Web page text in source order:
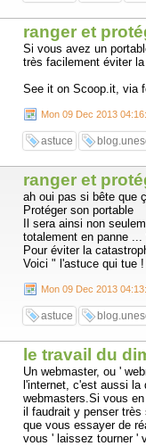
ranger et
Si vous avez un
très facilement éviter
See it on Scoop.it, via
Mon 09 Dec 2013
astuce
ranger et
ah oui pas si bête que
Protéger son portable
Il sera ainsi non
totalement en panne
Pour éviter la
Voici " l'astuce qui tue
Mon 09 Dec 2013
astuce
le travail du
Un webmaster, ou '
l'internet, c'est aussi
webmasters.Si vous
il faudrait y penser
que vous essayer de
vous ' laissez tourner '